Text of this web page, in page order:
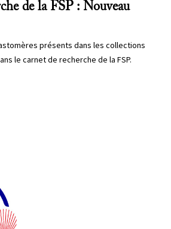
de la FSP : Nouveau
présents dans les collections
le carnet de recherche de la FSP.